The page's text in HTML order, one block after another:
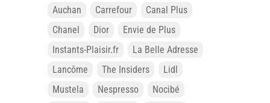
Auchan Carrefour
Canal Plus
Chanel
Dior
Envie de Plus
Instants-Plaisir.fr
La Belle Adresse
Lancôme
The Insiders
Lidl
Mustela
Nespresso
Nocibé